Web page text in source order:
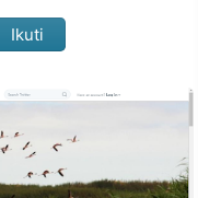
Ikuti